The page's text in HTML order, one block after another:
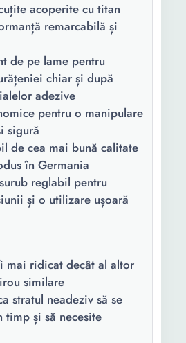
acoperite cu titan
remarcabilă și
de pe lame pentru
chiar și după
adezive
pentru o manipulare
sigură
de cea mai bună calitate
în Germania
reglabil pentru
și o utilizare ușoară
mai ridicat decât al altor
similare
stratul neadeziv să se
timp și să necesite